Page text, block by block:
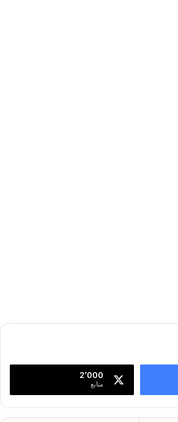
2٬000
متابع